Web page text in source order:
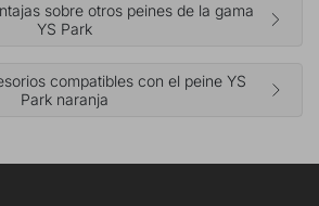
sobre otros peines de la gama
YS Park
compatibles con el peine YS
Park naranja